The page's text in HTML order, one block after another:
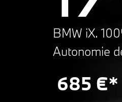
BMW iX.
Autonomie
685 €*